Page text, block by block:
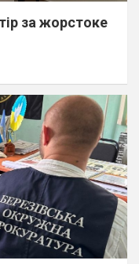
за жорстоке